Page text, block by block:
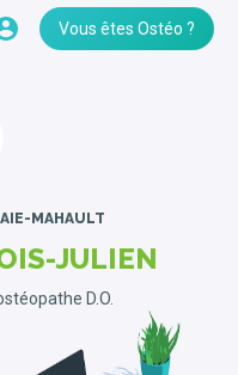
Vous êtes Ostéo ?
MAHAULT
JULIEN
D.O.